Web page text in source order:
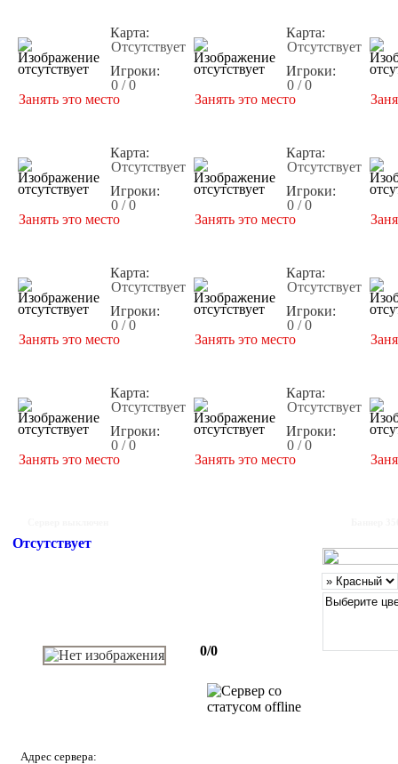
Карта:
Отсутствует
Игроки:
0 / 0
Занять это место
Карта:
Отсутствует
Игроки:
0 / 0
Занять это место
Карта:
Отсутствует
Игроки:
0 / 0
Занять это место
Карта:
Отсутствует
Игроки:
0 / 0
Занять это место
Карта:
Отсутствует
Игроки:
0 / 0
Занять это место
Карта:
Отсутствует
Игроки:
0 / 0
Занять это место
Карта:
Отсутствует
Игроки:
0 / 0
Занять это место
Карта:
Отсутствует
Игроки:
0 / 0
Занять это место
Отсутствует
0/0
Адрес сервера: